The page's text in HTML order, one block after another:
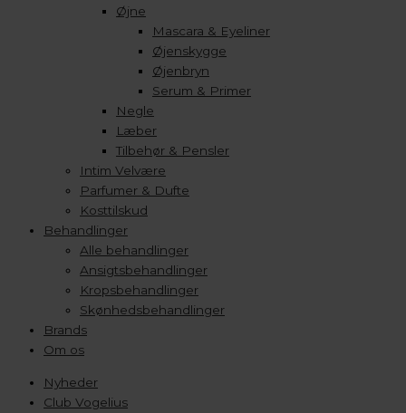
Øjne
Mascara & Eyeliner
Øjenskygge
Øjenbryn
Serum & Primer
Negle
Læber
Tilbehør & Pensler
Intim Velvære
Parfumer & Dufte
Kosttilskud
Behandlinger
Alle behandlinger
Ansigtsbehandlinger
Kropsbehandlinger
Skønhedsbehandlinger
Brands
Om os
Nyheder
Club Vogelius